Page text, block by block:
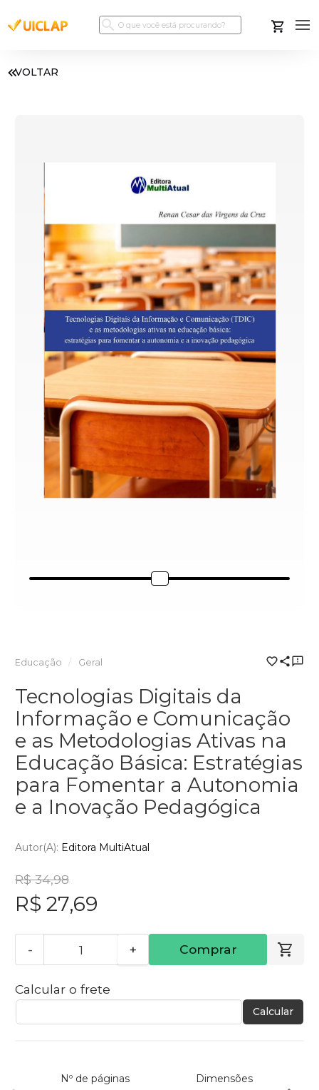
VOLTAR
Educação Geral
Tecnologias Digitais da
Informação e Comunicação
e as Metodologias Ativas na
Educação Básica: Estratégias
para Fomentar a Autonomia
e a Inovação Pedagógica
Autor(a): Editora MultiAtual
R$ 34,98
R$ 27,69
- + Comprar
Calcular o frete
Calcular
Nº de páginas Dimensões